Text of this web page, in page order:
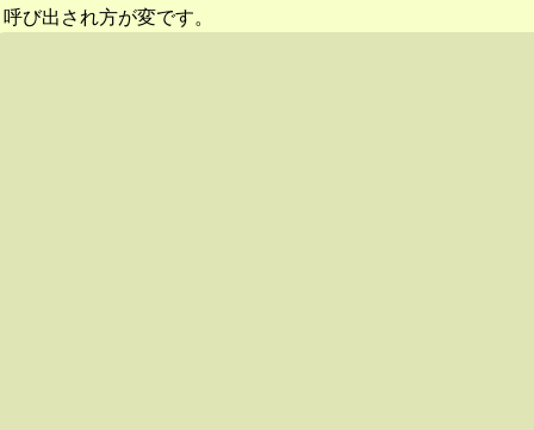
呼び出され方が変です。